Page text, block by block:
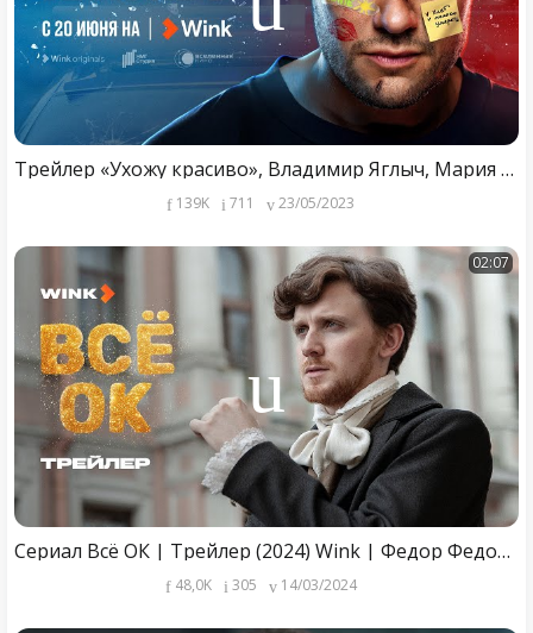
Трейлер «Ухожу красиво», Владимир Яглыч, Мария Ахметзянова, Алексей Макаров (2023), Wink Originals
139K 711 23/05/2023
02:07
Сериал Всё ОК | Трейлер (2024) Wink | Федор Федотов, Анна Слю, Алена Апина, Дава
48,0K 305 14/03/2024